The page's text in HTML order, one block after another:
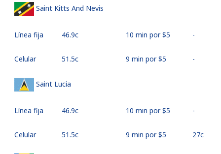
Saint Kitts And Nevis
Línea fija ⁦46.9c⁩ 10 min por ⁦$5⁩ -
Celular ⁦51.5c⁩ 9 min por ⁦$5⁩ -
Saint Lucia
Línea fija ⁦46.9c⁩ 10 min por ⁦$5⁩ -
Celular ⁦51.5c⁩ 9 min por ⁦$5⁩ ⁦27c⁩